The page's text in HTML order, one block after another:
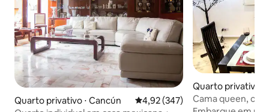
Quarto privativo ⋅ Cancún 4,92 de uma avaliação média de
4,92 (347)
Quarto privativo ⋅
Cama queen,